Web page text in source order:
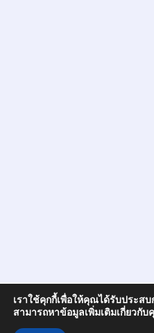
เราใช้คุกกี้เพื่อให้คุณได้รับประ
สามารถหาข้อมูลเพิ่มเติมเกี่ยวกับ